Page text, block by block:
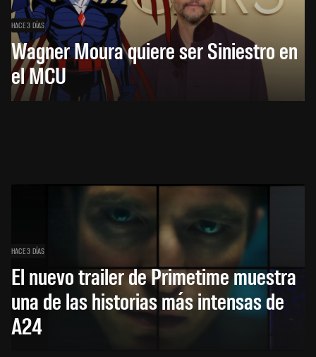
HACE 3 DÍAS
Wagner Moura quiere ser Siniestro en
el MCU
HACE 3 DÍAS
El nuevo trailer de Primetime muestra
una de las historias más intensas de
A24